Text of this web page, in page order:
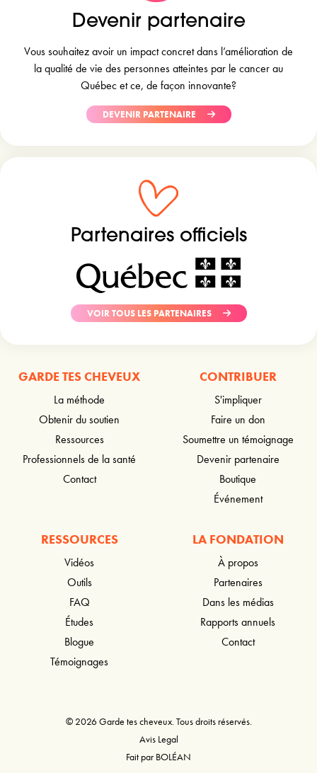
Devenir partenaire
Vous souhaitez avoir un impact concret dans l’amélioration de
la qualité de vie des personnes atteintes par le cancer au
Québec et ce, de façon innovante?
DEVENIR PARTENAIRE
Partenaires officiels
VOIR TOUS LES PARTENAIRES
GARDE TES CHEVEUX
La méthode
Obtenir du soutien
Ressources
Professionnels de la santé
Contact
CONTRIBUER
S'impliquer
Faire un don
Soumettre un témoignage
Devenir partenaire
Boutique
Événement
RESSOURCES
Vidéos
Outils
FAQ
Études
Blogue
Témoignages
LA FONDATION
À propos
Partenaires
Dans les médias
Rapports annuels
Contact
© 2026 Garde tes cheveux. Tous droits réservés.
Avis Legal
Fait par BOLÉAN